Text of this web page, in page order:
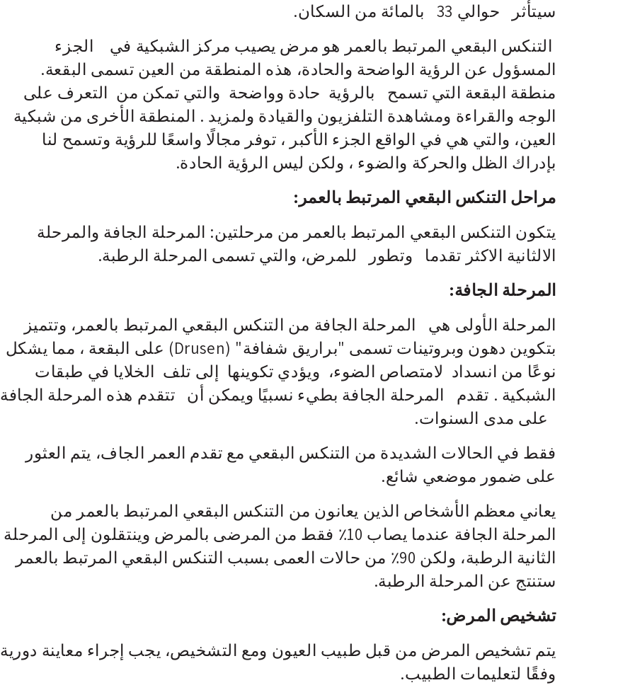
سيتأثر حوالي 33 بالمائة من السكان.
التنكس البقعي المرتبط بالعمر هو مرض يصيب مركز الشبكية في الجزء
المسؤول عن الرؤية الواضحة والحادة، هذه المنطقة من العين تسمى البقعة.
منطقة البقعة التي تسمح بالرؤية حادة وواضحة والتي تمكن من التعرف على
الوجه والقراءة ومشاهدة التلفزيون والقيادة ولمزيد . المنطقة الأخرى من شبكية
العين، والتي هي في الواقع الجزء الأكبر ، توفر مجالًا واسعًا للرؤية وتسمح لنا
بإدراك الظل والحركة والضوء ، ولكن ليس الرؤية الحادة.
مراحل التنكس البقعي المرتبط بالعمر:
يتكون التنكس البقعي المرتبط بالعمر من مرحلتين: المرحلة الجافة والمرحلة
الالثانية الاكثر تقدما وتطور للمرض، والتي تسمى المرحلة الرطبة.
المرحلة الجافة:
المرحلة الأولى هي المرحلة الجافة من التنكس البقعي المرتبط بالعمر، وتتميز
بتكوين دهون وبروتينات تسمى "براريق شفافة" (Drusen) على البقعة ، مما يشكل
نوعًا من انسداد لامتصاص الضوء، ويؤدي تكوينها إلى تلف الخلايا في طبقات
الشبكية . تقدم المرحلة الجافة بطيء نسبيًا ويمكن أن تتقدم هذه المرحلة الجافة
على مدى السنوات.
فقط في الحالات الشديدة من التنكس البقعي مع تقدم العمر الجاف، يتم العثور
على ضمور موضعي شائع.
يعاني معظم الأشخاص الذين يعانون من التنكس البقعي المرتبط بالعمر من
المرحلة الجافة عندما يصاب 10٪ فقط من المرضى بالمرض وينتقلون إلى المرحلة
الثانية الرطبة، ولكن 90٪ من حالات العمى بسبب التنكس البقعي المرتبط بالعمر
ستنتج عن المرحلة الرطبة.
تشخيص المرض:
يتم تشخيص المرض من قبل طبيب العيون ومع التشخيص، يجب إجراء معاينة دورية
وفقًا لتعليمات الطبيب.